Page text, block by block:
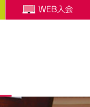
WEB入会